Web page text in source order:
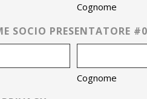
Cognome
SOCIO PRESENTATORE
Cognome